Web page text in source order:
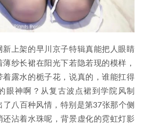
新上架的早川京子特辑真能把人眼睛
纱长裙在阳光下若隐若现的模样，
着露水的栀子花，说真的，谁能扛得
眼神啊？从复古波点裙到学院风制
了八百种风情，特别是第37张那个侧
沾着水珠呢，背景虚化的霓虹灯影